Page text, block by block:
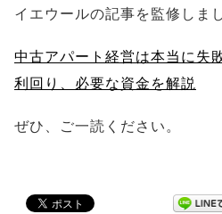
イエウールの記事を監修しま
中古アパート経営は本当に失
利回り、必要な資金を解説
ぜひ、ご一読ください。